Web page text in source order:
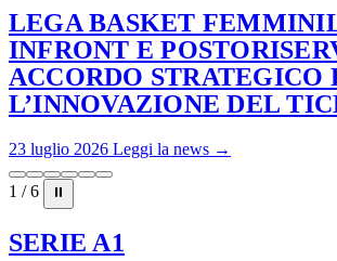
LEGA BASKET
INFRONT E
ACCORDO STRATEGICO
L’INNOVAZIONE DEL
23 luglio 2026 Leggi la news →
1 / 6 ⏸
SERIE A1